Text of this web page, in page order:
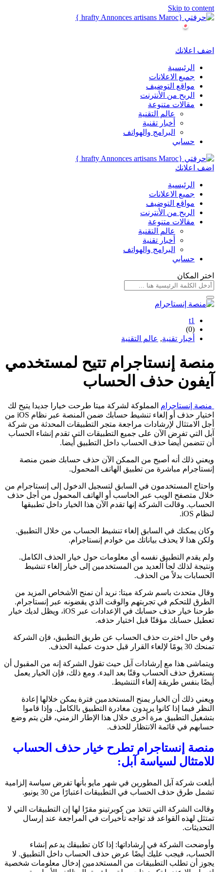
Skip to content
اضف اعلانك
الرئيسية
جميع الاعلانات
مواقع التوضيف
الربح من الأنترنت
مقالات متنوعة
عالم التقنية
أخبار تقنية
البرامج والهواتف
حسابي
اضف اعلانك
الرئيسية
جميع الاعلانات
مواقع التوضيف
الربح من الأنترنت
مقالات متنوعة
عالم التقنية
أخبار تقنية
البرامج والهواتف
حسابي
اختر المكان
t1
(0)
أخبار تقنية, عالم التقنية
منصة إنستاجرام تتيح لمستخدمي
آيفون حذف الحساب
منصة إنستاجرام المملوكة لشركة ميتا طرحت خيارا جديدا يتيح لك
اختيار حذف أو إلغاء تنشيط حسابك ضمن المنصة عبر نظام iOS من
أجل الامتثال لإرشادات مراجعة متجر التطبيقات المحدثة من شركة
آبل التي تفرض الآن على جميع التطبيقات التي تقدم إنشاء الحساب
أن تتضمن أيضا حذف الحساب داخل التطبيق أيضا.
ويعني ذلك أنه أصبح من الممكن الآن حذف حسابك ضمن منصة
إنستاجرام مباشرة من تطبيق الهاتف المحمول.
واحتاج المستخدمون في السابق لتسجيل الدخول إلى إنستاجرام من
خلال متصفح الويب عبر الحاسب أو الهاتف المحمول من أجل حذف
الحساب. وقالت الشركة إنها تقدم الآن هذا الخيار داخل تطبيقها
لنظام iOS.
وكان يمكنك في السابق إلغاء تنشيط الحساب من خلال التطبيق.
ولكن هذا لا يحذف بياناتك من خوادم إنستاجرام.
ولم يقدم التطبيق نفسه أي معلومات حول خيار الحذف الكامل.
ونتيجة لذلك لجأ العديد من المستخدمين إلى خيار إلغاء تنشيط
الحسابات بدلاً من الحذف.
وقال متحدث باسم شركة ميتا: نريد أن نمنح الأشخاص المزيد من
الطرق للتحكم في تجربتهم والوقت الذي يقضونه عبر إنستاجرام.
طرحنا خيار حذف حسابك في الإعدادات عبر iOS، ويظل لديك خيار
تعطيل حسابك مؤقتًا قبل اختيار حذفه.
وفي حال اخترت حذف الحساب عن طريق التطبيق، فإن الشركة
تمنحك 30 يومًا لإلغاء القرار قبل حدوث عملية الحذف.
ويتماشى هذا مع إرشادات آبل حيث تقول الشركة إنه من المقبول أن
يستغرق حذف الحساب وقتًا بعد البدء. ومع ذلك، فإن الخيار يعمل
أيضًا بنفس طريقة إلغاء التنشيط.
ويعني ذلك أن الخيار يمنح المستخدمين فترة يمكن خلالها إعادة
النظر فيما إذا كانوا يريدون مغادرة التطبيق بالكامل. وإذا قاموا
بتشغيل التطبيق مرة أخرى خلال هذا الإطار الزمني، فلن يتم وضع
حسابهم في قائمة الانتظار للحذف.
منصة إنستاجرام تطرح خيار حذف الحساب
للامتثال لسياسة آبل:
أبلغت شركة آبل المطورين في شهر مايو بأنها تفرض سياسة إلزامية
تشمل طرق حذف الحساب في التطبيقات اعتبارًا من 30 يونيو.
وقالت الشركة التي تتخذ من كوبرتينو مقرًا لها إن التطبيقات التي لا
تمتثل لهذه القواعد قد تواجه تأخيرات في المراجعة عند إرسال
التحديثات.
وأوضحت الشركة في إرشاداتها: إذا كان تطبيقك يدعم إنشاء
الحساب، فيجب عليك أيضًا عرض حذف الحساب داخل التطبيق. لا
يجوز أن تطلب التطبيقات من المستخدمين إدخال معلومات شخصية